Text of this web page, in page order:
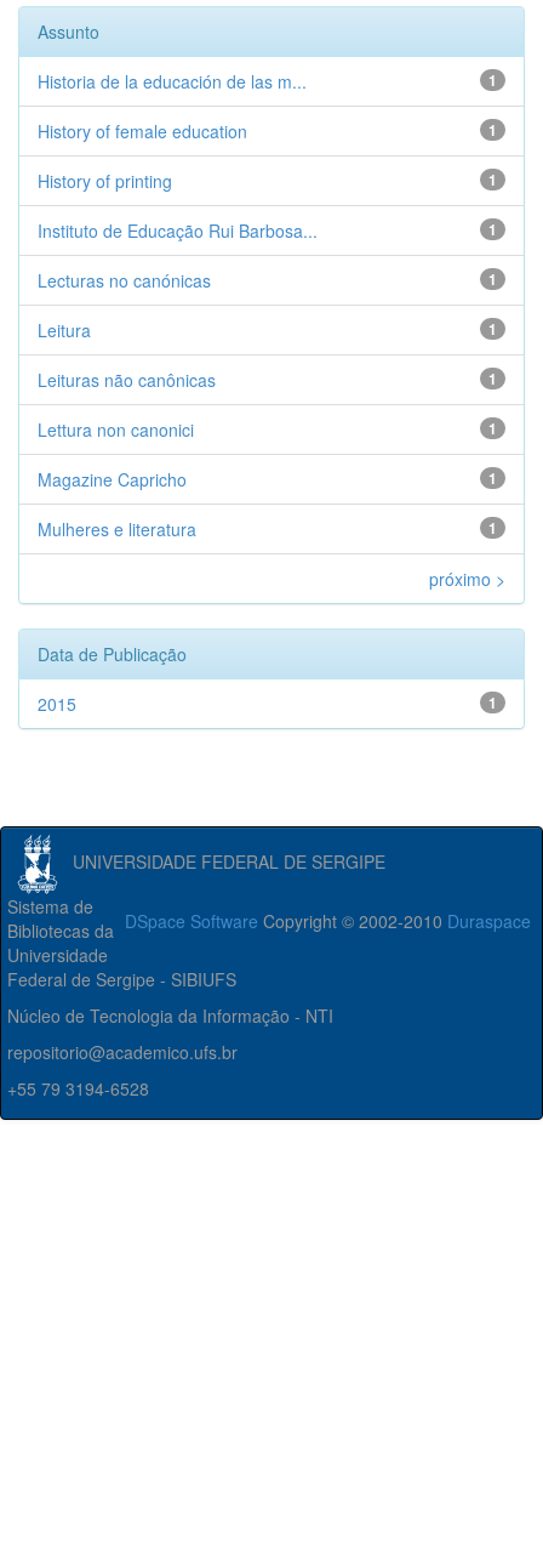
Assunto
1
Historia de la educación de las m...
1
History of female education
1
History of printing
1
Instituto de Educação Rui Barbosa...
1
Lecturas no canónicas
1
Leitura
1
Leituras não canônicas
1
Lettura non canonici
1
Magazine Capricho
1
Mulheres e literatura
próximo >
Data de Publicação
1
2015
UNIVERSIDADE FEDERAL DE SERGIPE
DSpace Software Copyright © 2002-2010 Duraspace
Sistema de
Bibliotecas da
Universidade
Federal de Sergipe - SIBIUFS
Núcleo de Tecnologia da Informação - NTI
repositorio@academico.ufs.br
+55 79 3194-6528